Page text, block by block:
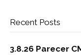
Recent Posts
3.8.26 Parecer